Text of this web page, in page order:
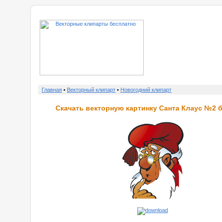
Главная • Векторный клипарт • Новогодний клипарт
Скачать векторную картинку Санта Клаус №2